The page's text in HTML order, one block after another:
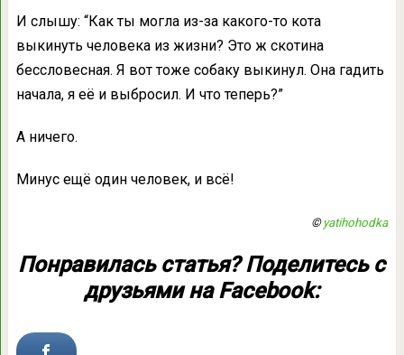
И слышу: “Как ты могла из-за какого-то кота
выкинуть человека из жизни? Это ж скотина
бессловесная. Я вот тоже собаку выкинул. Она гадить
начала, я её и выбросил. И что теперь?”
А ничего.
Минус ещё один человек, и всё!
© yatihohodka
Понравилась статья? Поделитесь с
друзьями на Facebook: